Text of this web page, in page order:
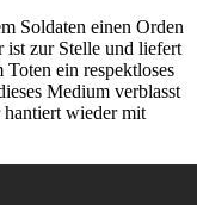
Soldaten einen Orden
ist zur Stelle und liefert
ein respektloses
Medium verblasst
wieder mit